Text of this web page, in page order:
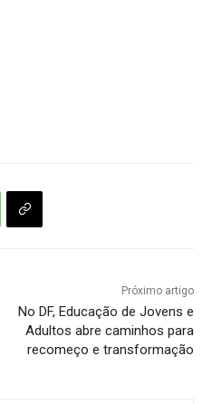
Próximo artigo
No DF, Educação de Jovens e
Adultos abre caminhos para
recomeço e transformação